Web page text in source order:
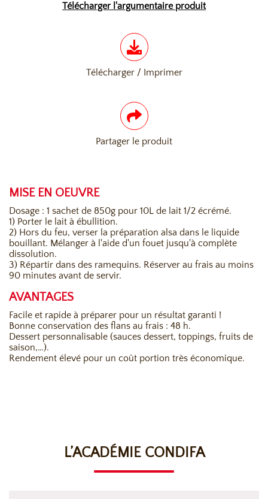
Télécharger l'argumentaire produit
Télécharger / Imprimer
Partager le produit
MISE EN OEUVRE
Dosage : 1 sachet de 850g pour 10L de lait 1/2 écrémé.
1) Porter le lait à ébullition.
2) Hors du feu, verser la préparation alsa dans le liquide
bouillant. Mélanger à l'aide d'un fouet jusqu'à complète
dissolution.
3) Répartir dans des ramequins. Réserver au frais au moins
90 minutes avant de servir.
AVANTAGES
Facile et rapide à préparer pour un résultat garanti !
Bonne conservation des flans au frais : 48 h.
Dessert personnalisable (sauces dessert, toppings, fruits de
saison,…).
Rendement élevé pour un coût portion très économique.
L’ACADÉMIE CONDIFA